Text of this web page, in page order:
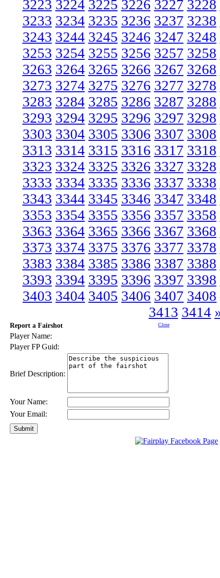
3223 3224 3225 3226 3227 3228
3233 3234 3235 3236 3237 3238
3243 3244 3245 3246 3247 3248
3253 3254 3255 3256 3257 3258
3263 3264 3265 3266 3267 3268
3273 3274 3275 3276 3277 3278
3283 3284 3285 3286 3287 3288
3293 3294 3295 3296 3297 3298
3303 3304 3305 3306 3307 3308
3313 3314 3315 3316 3317 3318
3323 3324 3325 3326 3327 3328
3333 3334 3335 3336 3337 3338
3343 3344 3345 3346 3347 3348
3353 3354 3355 3356 3357 3358
3363 3364 3365 3366 3367 3368
3373 3374 3375 3376 3377 3378
3383 3384 3385 3386 3387 3388
3393 3394 3395 3396 3397 3398
3403 3404 3405 3406 3407 3408
3413 3414
Report a Fairshot Close
Player Name:
Player FP Guid:
Brief Description:
Your Name:
Your Email: